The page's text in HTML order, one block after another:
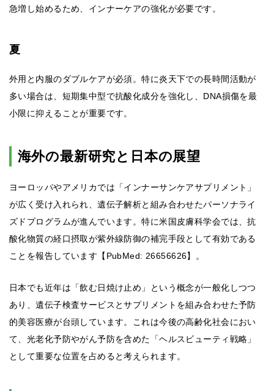
急増し始めるため、インナーケアの強化が必要です。
夏
外用と内服のダブルケアが必須。特に炎天下での長時間活動が
多い場合は、短期集中型で抗酸化成分を強化し、DNA損傷を最
小限に抑えることが重要です。
海外の最新研究と日本の展望
ヨーロッパやアメリカでは「インナーサンケアサプリメント」
が広く受け入れられ、遺伝子解析と組み合わせたパーソナライ
ズドプログラムが進んでいます。特に米国皮膚科学会では、抗
酸化物質の経口摂取が紫外線防御の補完手段として有効である
ことを報告しています【PubMed: 26656626】。
日本でも近年は「飲む日焼け止め」という概念が一般化しつつ
あり、遺伝子検査サービスとサプリメントを組み合わせた予防
的美容医療が台頭しています。これは今後の高齢化社会におい
て、光老化予防やがん予防を含めた「ヘルスビューティ戦略」
として重要な位置を占めると考えられます。